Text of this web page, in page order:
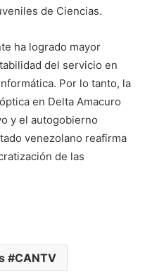
de Ciencias.
ha logrado mayor
del servicio en
Por lo tanto, la
en Delta Amacuro
y el autogobierno
venezolano reafirma
de las
#CANTV